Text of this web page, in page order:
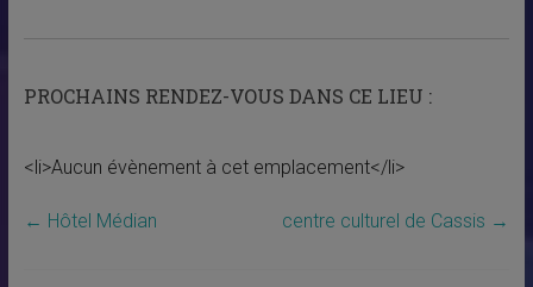
PROCHAINS RENDEZ-VOUS DANS CE LIEU :
<li>Aucun évènement à cet emplacement</li>
← Hôtel Médian centre culturel de Cassis →